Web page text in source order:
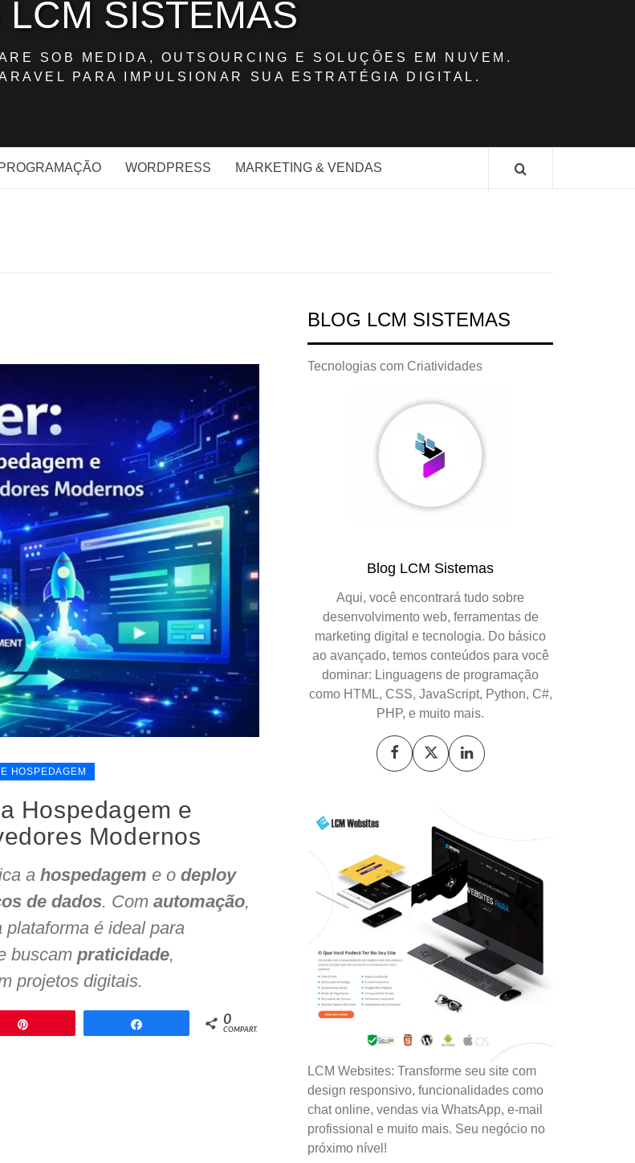
LCM SISTEMAS
SOB MEDIDA, OUTSOURCING E SOLUÇÕES EM NUVEM.
PARA IMPULSIONAR SUA ESTRATÉGIA DIGITAL.
PROGRAMAÇÃO WORDPRESS MARKETING & VENDAS
HOSPEDAGEM
Hospedagem e
Modernos
a hospedagem e o deploy
de dados. Com automação,
plataforma é ideal para
buscam praticidade,
projetos digitais.
Compartilhar 0
COMPART.
BLOG LCM SISTEMAS
Tecnologias com Criatividades
Blog LCM Sistemas
Aqui, você encontrará tudo sobre
desenvolvimento web, ferramentas de
marketing digital e tecnologia. Do básico
ao avançado, temos conteúdos para você
dominar: Linguagens de programação
como HTML, CSS, JavaScript, Python, C#,
PHP, e muito mais.
LCM Websites: Transforme seu site com
design responsivo, funcionalidades como
chat online, vendas via WhatsApp, e-mail
profissional e muito mais. Seu negócio no
próximo nível!